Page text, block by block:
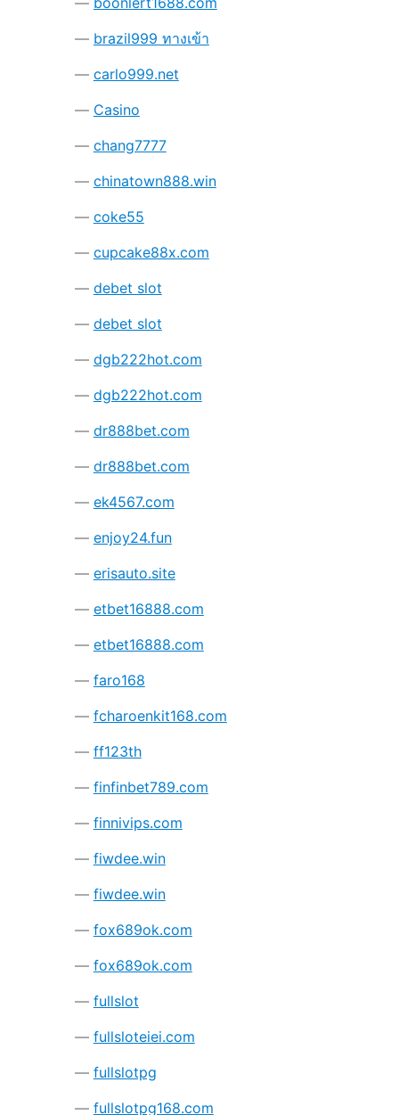
brazil999 ทางเข้า
carlo999.net
Casino
chang7777
chinatown888.win
coke55
cupcake88x.com
debet slot
debet slot
dgb222hot.com
dgb222hot.com
dr888bet.com
dr888bet.com
ek4567.com
enjoy24.fun
erisauto.site
etbet16888.com
etbet16888.com
faro168
fcharoenkit168.com
ff123th
finfinbet789.com
finnivips.com
fiwdee.win
fiwdee.win
fox689ok.com
fox689ok.com
fullslot
fullsloteiei.com
fullslotpg
fullslotpg168.com